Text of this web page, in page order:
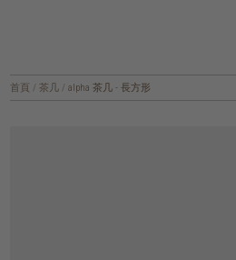
首頁 / 茶几 / alpha 茶几 - 長方形